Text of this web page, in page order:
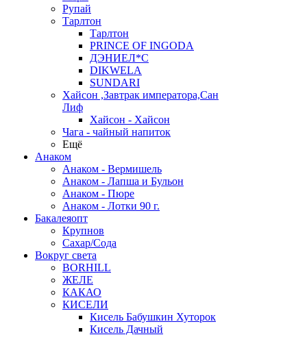
Рупай
Тарлтон
Тарлтон
PRINCE OF INGODA
ДЭНИЕЛ*С
DIKWELA
SUNDARI
Хайсон ,Завтрак императора,Сан
Лиф
Хайсон - Хайсон
Чага - чайный напиток
Ещё
Анаком
Анаком - Вермишель
Анаком - Лапша и Бульон
Анаком - Пюре
Анаком - Лотки 90 г.
Бакалеяопт
Крупнов
Сахар/Сода
Вокруг света
BORHILL
ЖЕЛЕ
КАКАО
КИСЕЛИ
Кисель Бабушкин Хуторок
Кисель Дачный